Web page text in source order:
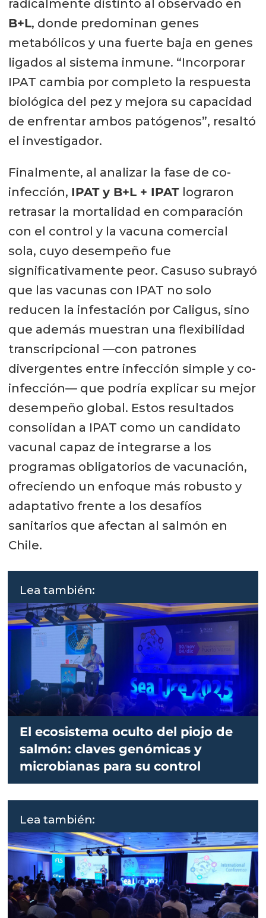
radicalmente distinto al observado en
B+L, donde predominan genes
metabólicos y una fuerte baja en genes
ligados al sistema inmune. “Incorporar
IPAT cambia por completo la respuesta
biológica del pez y mejora su capacidad
de enfrentar ambos patógenos”, resaltó
el investigador.
Finalmente, al analizar la fase de co-
infección, IPAT y B+L + IPAT lograron
retrasar la mortalidad en comparación
con el control y la vacuna comercial
sola, cuyo desempeño fue
significativamente peor. Casuso subrayó
que las vacunas con IPAT no solo
reducen la infestación por Caligus, sino
que además muestran una flexibilidad
transcripcional —con patrones
divergentes entre infección simple y co-
infección— que podría explicar su mejor
desempeño global. Estos resultados
consolidan a IPAT como un candidato
vacunal capaz de integrarse a los
programas obligatorios de vacunación,
ofreciendo un enfoque más robusto y
adaptativo frente a los desafíos
sanitarios que afectan al salmón en
Chile.
Lea también:
El ecosistema oculto del piojo de
salmón: claves genómicas y
microbianas para su control
Lea también: